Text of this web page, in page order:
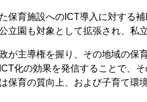
保育施設へのICT導入に対する
立園も対象として拡張され、私
が主導権を握り、その地域の保
化の効果を発信することで、
保育の質向上、および子育て環